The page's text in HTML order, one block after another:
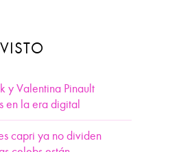
y Valentina Pinault
en la era digital
capri ya no dividen